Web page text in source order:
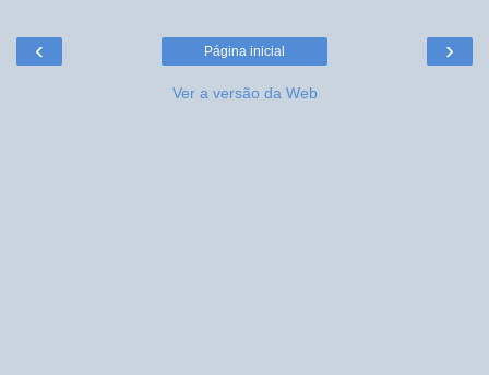
‹ ›
Página inicial
Ver a versão da Web